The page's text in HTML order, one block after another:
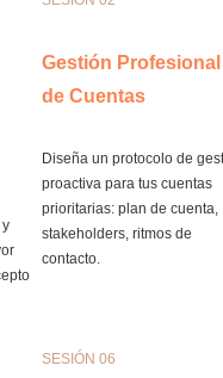
y
Gestión Profesional
de Cuentas
Diseña un protocolo de
proactiva para tus cuentas
prioritarias: plan de cuenta,
stakeholders, ritmos de
contacto.
SESIÓN 06